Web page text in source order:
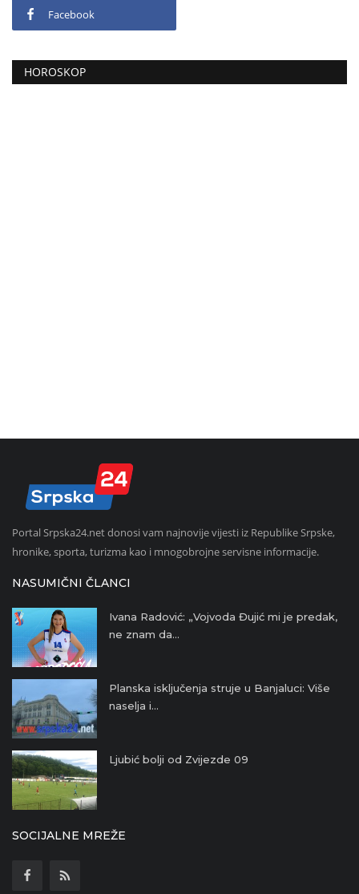
Facebook
HOROSKOP
Portal Srpska24.net donosi vam najnovije vijesti iz Republike Srpske,
hronike, sporta, turizma kao i mnogobrojne servisne informacije.
NASUMIČNI ČLANCI
Ivana Radović: „Vojvoda Đujić mi je predak,
ne znam da...
Planska isključenja struje u Banjaluci: Više
naselja i...
Ljubić bolji od Zvijezde 09
SOCIJALNE MREŽE